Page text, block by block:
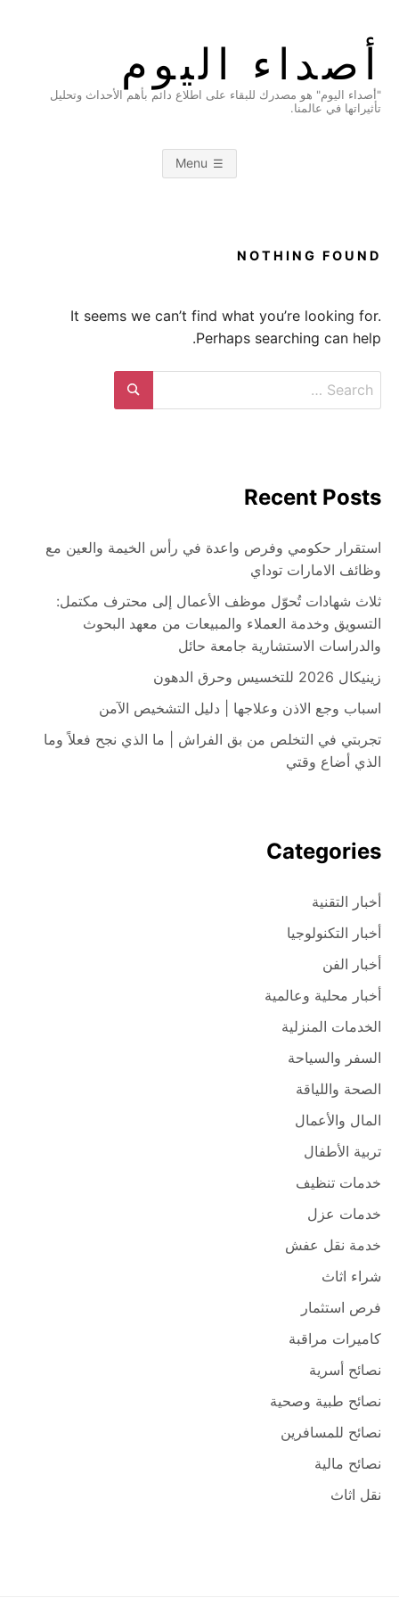
أصداء اليوم
"أصداء اليوم" هو مصدرك للبقاء على اطلاع دائم بأهم الأحداث وتحليل
تأثيراتها في عالمنا.
Menu
NOTHING FOUND
It seems we can’t find what you’re looking for.
Perhaps searching can help.
Search
Search
Recent Posts
استقرار حكومي وفرص واعدة في رأس الخيمة والعين مع
وظائف الامارات توداي
ثلاث شهادات تُحوّل موظف الأعمال إلى محترف مكتمل:
التسويق وخدمة العملاء والمبيعات من معهد البحوث
والدراسات الاستشارية جامعة حائل
زينيكال 2026 للتخسيس وحرق الدهون
اسباب وجع الاذن وعلاجها | دليل التشخيص الآمن
تجربتي في التخلص من بق الفراش | ما الذي نجح فعلاً وما
الذي أضاع وقتي
Categories
أخبار التقنية
أخبار التكنولوجيا
أخبار الفن
أخبار محلية وعالمية
الخدمات المنزلية
السفر والسياحة
الصحة واللياقة
المال والأعمال
تربية الأطفال
خدمات تنظيف
خدمات عزل
خدمة نقل عفش
شراء اثاث
فرص استثمار
كاميرات مراقبة
نصائح أسرية
نصائح طبية وصحية
نصائح للمسافرين
نصائح مالية
نقل اثاث